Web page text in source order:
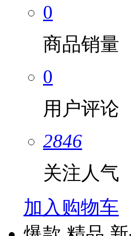
0
商品销量
0
用户评论
2846
关注人气
加入购物车